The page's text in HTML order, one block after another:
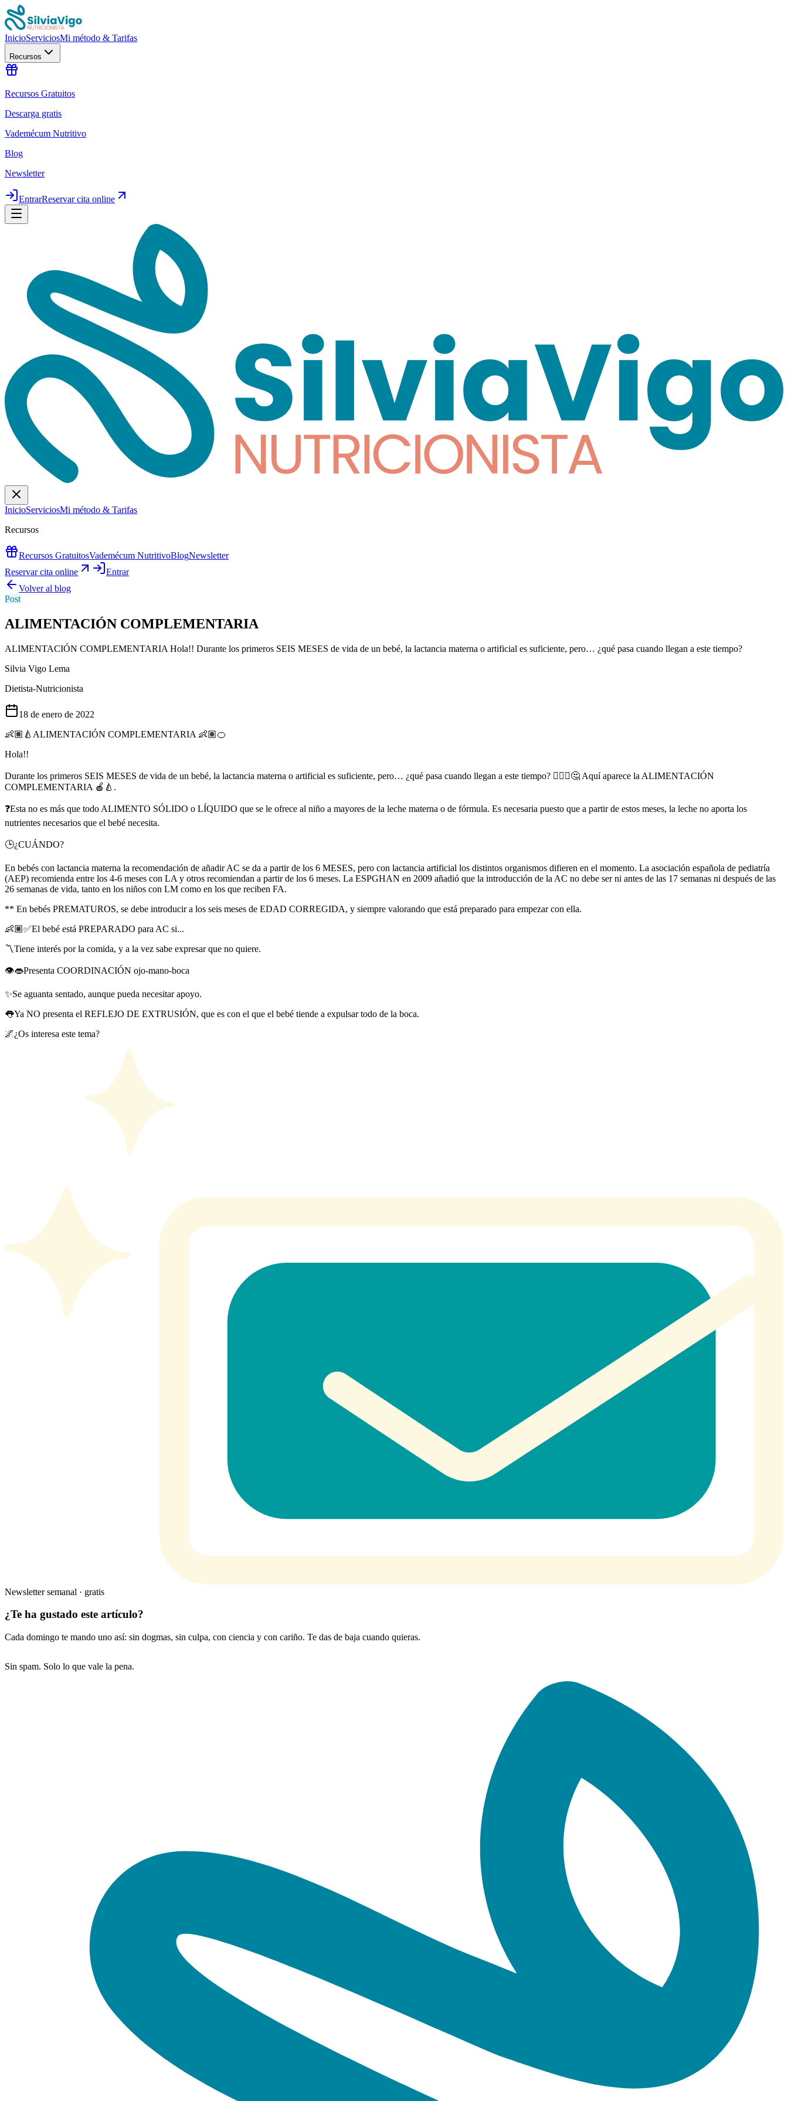
InicioServiciosMi método & Tarifas
Recursos
Recursos Gratuitos
Descarga gratis
Vademécum Nutritivo
Blog
Newsletter
EntrarReservar cita online
InicioServiciosMi método & Tarifas
Recursos
Recursos GratuitosVademécum NutritivoBlogNewsletter
Reservar cita online
Entrar
Volver al blog
Post
ALIMENTACIÓN COMPLEMENTARIA
ALIMENTACIÓN COMPLEMENTARIA Hola!! Durante los primeros SEIS MESES de vida de un bebé, la lactancia materna o artificial es suficiente, pero… ¿qué pasa cuando llegan a este tiempo?
Silvia Vigo Lema
Dietista-Nutricionista
18 de enero de 2022
👶🏽🍐ALIMENTACIÓN COMPLEMENTARIA 👶🏽🍊
Hola!!
Durante los primeros SEIS MESES de vida de un bebé, la lactancia materna o artificial es suficiente, pero… ¿qué pasa cuando llegan a este tiempo? 🤷🏽‍♀️🤔 Aquí aparece la ALIMENTACIÓN
COMPLEMENTARIA 🍎🍐.
❓Esta no es más que todo ALIMENTO SÓLIDO o LÍQUIDO que se le ofrece al niño a mayores de la leche materna o de fórmula. Es necesaria puesto que a partir de estos meses, la leche no aporta los
nutrientes necesarios que el bebé necesita.
🕒¿CUÁNDO?
En bebés con lactancia materna la recomendación de añadir AC se da a partir de los 6 MESES, pero con lactancia artificial los distintos organismos difieren en el momento. La asociación española de pediatría
(AEP) recomienda entre los 4-6 meses con LA y otros recomiendan a partir de los 6 meses. La ESPGHAN en 2009 añadió que la introducción de la AC no debe ser ni antes de las 17 semanas ni después de las
26 semanas de vida, tanto en los niños con LM como en los que reciben FA.
** En bebés PREMATUROS, se debe introducir a los seis meses de EDAD CORREGIDA, y siempre valorando que está preparado para empezar con ella.
👶🏽✅El bebé está PREPARADO para AC si...
〽️Tiene interés por la comida, y a la vez sabe expresar que no quiere.
👁👄Presenta COORDINACIÓN ojo-mano-boca
✨Se aguanta sentado, aunque pueda necesitar apoyo.
👅Ya NO presenta el REFLEJO DE EXTRUSIÓN, que es con el que el bebé tiende a expulsar todo de la boca.
🌌¿Os interesa este tema?
Newsletter semanal · gratis
¿Te ha gustado este artículo?
Cada domingo te mando uno así: sin dogmas, sin culpa, con ciencia y con cariño. Te das de baja cuando quieras.
Sin spam. Solo lo que vale la pena.